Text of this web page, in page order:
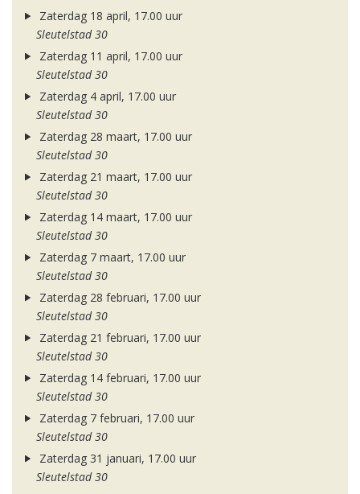
Zaterdag 18 april, 17.00 uur
Sleutelstad 30
Zaterdag 11 april, 17.00 uur
Sleutelstad 30
Zaterdag 4 april, 17.00 uur
Sleutelstad 30
Zaterdag 28 maart, 17.00 uur
Sleutelstad 30
Zaterdag 21 maart, 17.00 uur
Sleutelstad 30
Zaterdag 14 maart, 17.00 uur
Sleutelstad 30
Zaterdag 7 maart, 17.00 uur
Sleutelstad 30
Zaterdag 28 februari, 17.00 uur
Sleutelstad 30
Zaterdag 21 februari, 17.00 uur
Sleutelstad 30
Zaterdag 14 februari, 17.00 uur
Sleutelstad 30
Zaterdag 7 februari, 17.00 uur
Sleutelstad 30
Zaterdag 31 januari, 17.00 uur
Sleutelstad 30